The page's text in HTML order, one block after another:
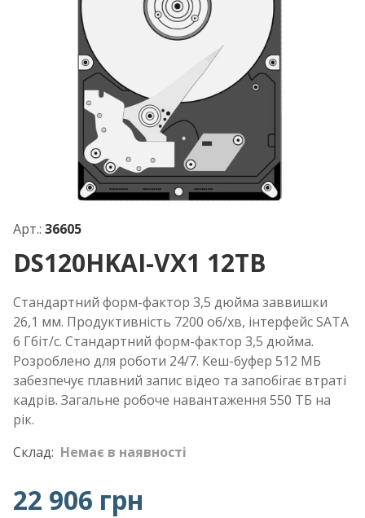
Арт.: 36605
DS120HKAI-VX1 12TB
Стандартний форм-фактор 3,5 дюйма заввишки
26,1 мм. Продуктивність 7200 об/хв, інтерфейс SATA
6 Гбіт/с. Стандартний форм-фактор 3,5 дюйма.
Розроблено для роботи 24/7. Кеш-буфер 512 МБ
забезпечує плавний запис відео та запобігає втраті
кадрів. Загальне робоче навантаження 550 ТБ на
рік.
Склад: Немає в наявності
22 906 грн